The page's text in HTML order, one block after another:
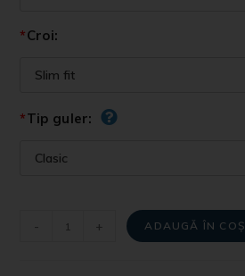
*Croi:
*Tip guler:
- + ADAUGĂ ÎN COȘ